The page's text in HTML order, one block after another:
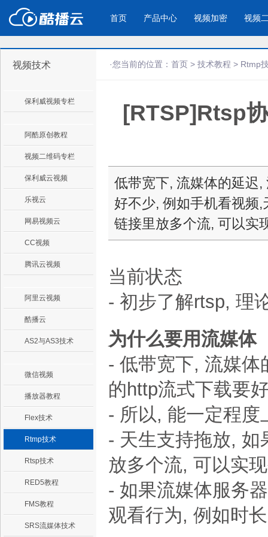
首页 产品中心
产品与新功能
视频加密防下载防录屏
防下载/防盗录/防录屏/防篡改
酷播云 | 企
免费稳定无
视频加密 视频
应用场景
企业宣传
企业视频宣传，提升企业形象
产品宣传
通过视频来展示
个人网站
为个人网站、博客论坛，添加视频
工作汇报
工作场景的工作
年会节目
视频技术
保利威视频专栏
阿酷原创教程
视频二维码专栏
保利威云视频
乐视云
网易视频云
CC视频
腾讯云视频
阿里云视频
酷播云
AS2与AS3技术
微信视频
播放器教程
Flex技术
Rtmp技术
Rtsp技术
RED5教程
FMS教程
SRS流媒体技术
·您当前的位置： 首页 > 技术教程 > Rtmp
[RTSP]Rtsp
低带宽下, 流媒体的延迟
好不少, 例如手机看视频
链接里放多个流, 可以实
当前状态
- 初步了解rtsp, 理
为什么要用流媒体
- 低带宽下, 流媒
的http流式下载要
- 所以, 能一定程度
- 天生支持拖放, 如
放多个流, 可以实
- 如果流媒体服务
观看行为, 例如时